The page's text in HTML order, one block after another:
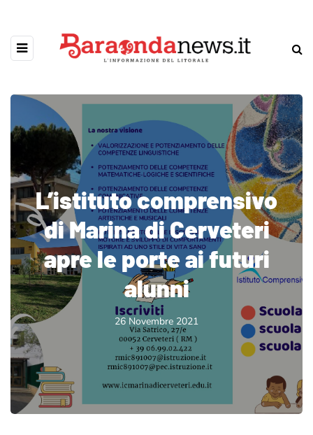
L’istituto comprensivo
di Marina di Cerveteri
apre le porte ai futuri
alunni
26 Novembre 2021